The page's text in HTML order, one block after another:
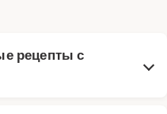
рецепты с